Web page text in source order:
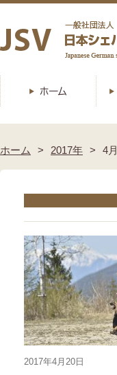
ホーム 2017年 4月
2017年4月20日